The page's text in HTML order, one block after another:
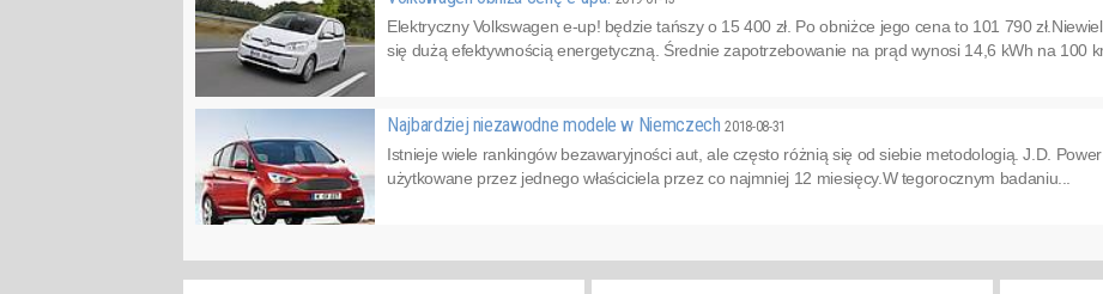
Elektryczny Volkswagen e-up! będzie tańszy o 15 400 zł. Po obniżce jego cena to 101 790
się dużą efektywnością energetyczną. Średnie zapotrzebowanie na prąd wynosi 14,6 kWh na 100
Najbardziej niezawodne modele w Niemczech2018-08-31
Istnieje wiele rankingów bezawaryjności aut, ale często różnią się od siebie metodologią. J.D.
użytkowane przez jednego właściciela przez co najmniej 12 miesięcy.W te­go­rocz­nym ba­da­niu...